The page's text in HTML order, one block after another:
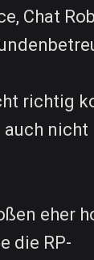
Chat
richtig
nicht
eher
die RP-